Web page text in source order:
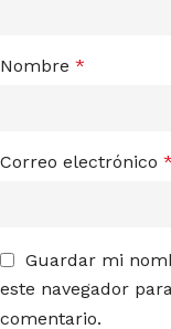
Nombre *
Correo electrónico *
Guardar mi
este navegador
comentario.